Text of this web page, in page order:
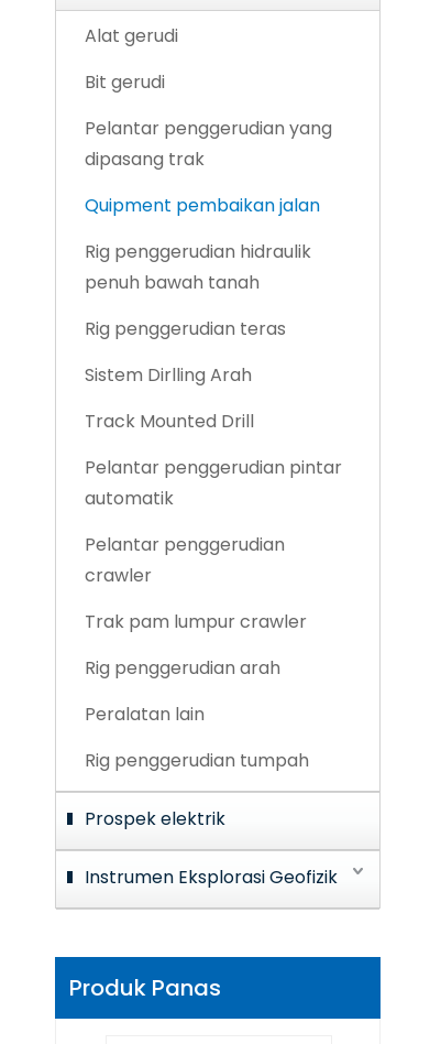
Alat gerudi
Bit gerudi
Pelantar penggerudian yang
dipasang trak
Quipment pembaikan jalan
Rig penggerudian hidraulik
penuh bawah tanah
Rig penggerudian teras
Sistem Dirlling Arah
Track Mounted Drill
Pelantar penggerudian pintar
automatik
Pelantar penggerudian
crawler
Trak pam lumpur crawler
Rig penggerudian arah
Peralatan lain
Rig penggerudian tumpah
Prospek elektrik
Instrumen Eksplorasi Geofizik
Produk Panas